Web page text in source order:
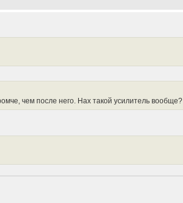
чем после него. Нах такой усилитель вообще?